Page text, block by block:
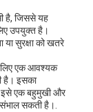
है, जिससे यह
उपयुक्त है।
सुरक्षा को खतरे
लिए एक आवश्यक
है। इसका
इसे एक बहुमुखी और
संभाल सकती है।.